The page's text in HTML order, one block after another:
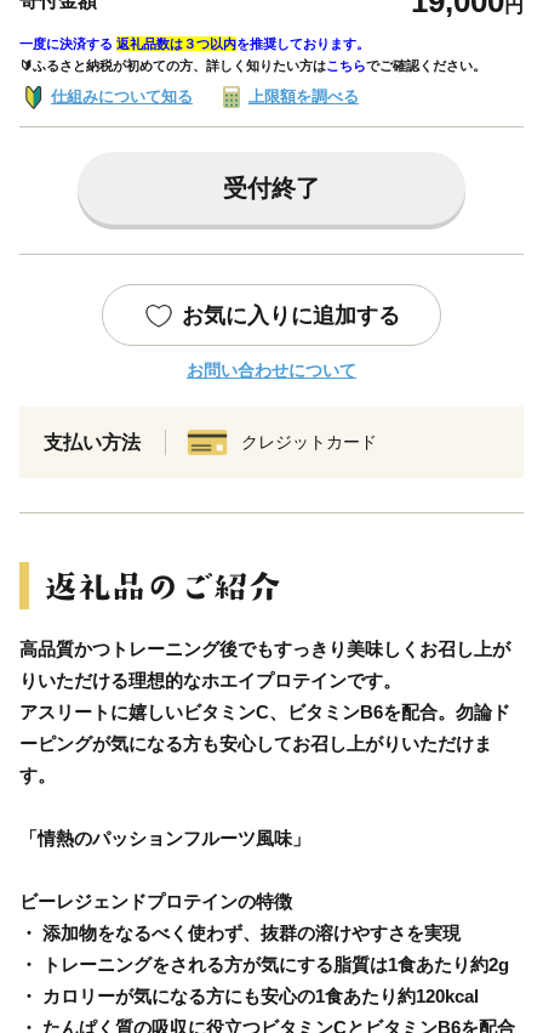
円
一度に決済する 返礼品数は３つ以内を推奨しております。
🔰ふるさと納税が初めての方、詳しく知りたい方はこちらでご確認ください。
仕組みについて知る 上限額を調べる
受付終了
お気に入りに追加する
お問い合わせについて
支払い方法 クレジットカード
高品質かつトレーニング後でもすっきり美味しくお召し上が
りいただける理想的なホエイプロテインです。
アスリートに嬉しいビタミンC、ビタミンB6を配合。勿論ド
ーピングが気になる方も安心してお召し上がりいただけま
す。
「情熱のパッションフルーツ風味」
ビーレジェンドプロテインの特徴
・ 添加物をなるべく使わず、抜群の溶けやすさを実現
・ トレーニングをされる方が気にする脂質は1食あたり約2g
・ カロリーが気になる方にも安心の1食あたり約120kcal
・ たんぱく質の吸収に役立つビタミンCとビタミンB6を配合